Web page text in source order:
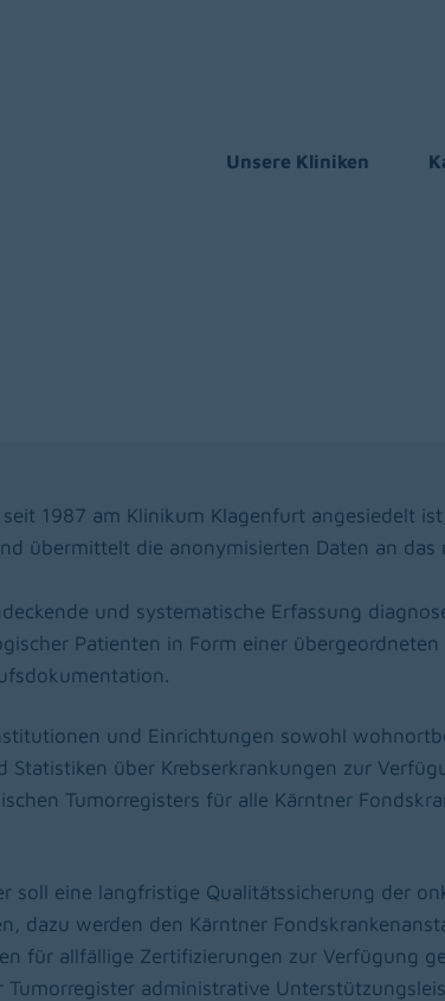
Unsere Kliniken
1987 am Klinikum Klagenfurt angesiedelt
übermittelt die anonymisierten Daten an das
und systematische Erfassung
Patienten in Form einer
und Einrichtungen sowohl
Statistiken über Krebserkrankungen zur
Tumorregisters für alle Kärntner
soll eine langfristige Qualitätssicherung der
dazu werden den Kärntner
für allfällige Zertifizierungen zur Verfügung
Tumorregister administrative